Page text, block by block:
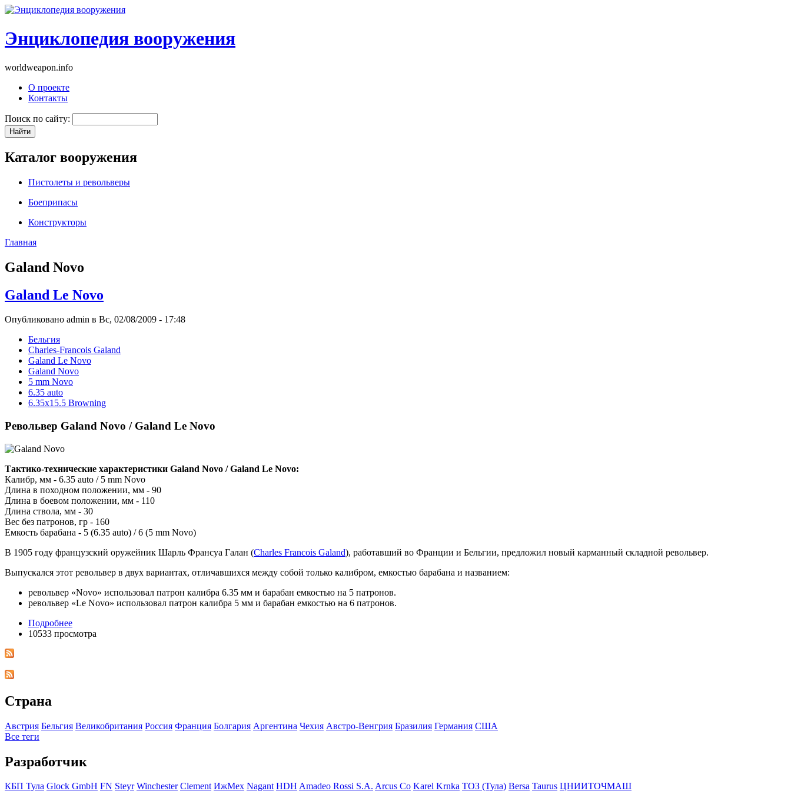
Энциклопедия вооружения
worldweapon.info
О проекте
Контакты
Поиск по сайту:
Каталог вооружения
Пистолеты и револьверы
Боеприпасы
Конструкторы
Главная
Galand Novo
Galand Le Novo
Опубликовано admin в Вс, 02/08/2009 - 17:48
Бельгия
Charles-Franсois Galand
Galand Le Novo
Galand Novo
5 mm Novo
6.35 auto
6.35x15.5 Browning
Револьвер Galand Novo / Galand Le Novo
Тактико-технические характеристики Galand Novo / Galand Le Novo:
Калибр, мм - 6.35 auto / 5 mm Novo
Длина в походном положении, мм - 90
Длина в боевом положении, мм - 110
Длина ствола, мм - 30
Вес без патронов, гр - 160
Емкость барабана - 5 (6.35 auto) / 6 (5 mm Novo)
В 1905 году французский оружейник Шарль Франсуа Галан (Charles Francois Galand), работавший во Франции и Бельгии, предложил новый карманный складной револьвер.
Выпускался этот револьвер в двух вариантах, отличавшихся между собой только калибром, емкостью барабана и названием:
револьвер «Novo» использовал патрон калибра 6.35 мм и барабан емкостью на 5 патронов.
револьвер «Le Novo» использовал патрон калибра 5 мм и барабан емкостью на 6 патронов.
Подробнее
10533 просмотра
Страна
Австрия Бельгия Великобритания Росcия Франция Болгария Аргентина Чехия Австро-Венгрия Бразилия Германия США
Все теги
Разработчик
КБП Тула Glock GmbH FN Steyr Winchester Clement ИжМех Nagant HDH Amadeo Rossi S.A. Arcus Co Karel Krnka ТОЗ (Тула) Bersa Taurus ЦНИИТОЧМАШ